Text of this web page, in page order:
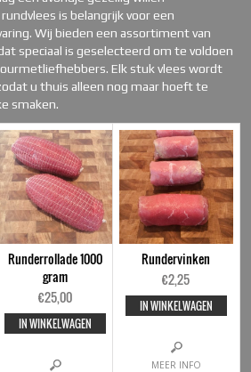
is belangrijk voor een
Wij bieden een assortiment van
speciaal is geselecteerd om te voldoen
Elk stuk vlees wordt
u thuis alleen nog maar hoeft te
smaken.
Runderrollade 1000
gram
€25,00
IN WINKELWAGEN
Rundervinken
€2,25
IN WINKELWAGEN
MEER INFO